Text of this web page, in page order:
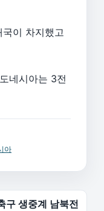
이 차지했고
네시아는 3전
아
구 생중계 남북전